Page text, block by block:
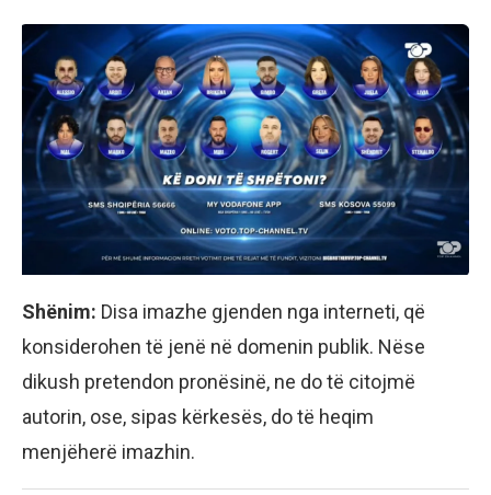
Shënim: Disa imazhe gjenden nga interneti, që
konsiderohen të jenë në domenin publik. Nëse
dikush pretendon pronësinë, ne do të citojmë
autorin, ose, sipas kërkesës, do të heqim
menjëherë imazhin.